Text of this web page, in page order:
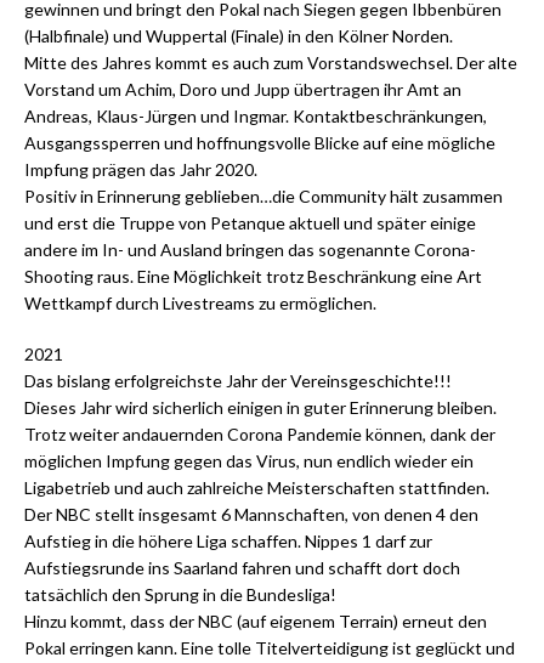
gewinnen und bringt den Pokal nach Siegen gegen Ibbenbüren
(Halbfinale) und Wuppertal (Finale) in den Kölner Norden.
Mitte des Jahres kommt es auch zum Vorstandswechsel. Der alte
Vorstand um Achim, Doro und Jupp übertragen ihr Amt an
Andreas, Klaus-Jürgen und Ingmar. Kontaktbeschränkungen,
Ausgangssperren und hoffnungsvolle Blicke auf eine mögliche
Impfung prägen das Jahr 2020.
Positiv in Erinnerung geblieben…die Community hält zusammen
und erst die Truppe von Petanque aktuell und später einige
andere im In- und Ausland bringen das sogenannte Corona-
Shooting raus. Eine Möglichkeit trotz Beschränkung eine Art
Wettkampf durch Livestreams zu ermöglichen.
2021
Das bislang erfolgreichste Jahr der Vereinsgeschichte!!!
Dieses Jahr wird sicherlich einigen in guter Erinnerung bleiben.
Trotz weiter andauernden Corona Pandemie können, dank der
möglichen Impfung gegen das Virus, nun endlich wieder ein
Ligabetrieb und auch zahlreiche Meisterschaften stattfinden.
Der NBC stellt insgesamt 6 Mannschaften, von denen 4 den
Aufstieg in die höhere Liga schaffen. Nippes 1 darf zur
Aufstiegsrunde ins Saarland fahren und schafft dort doch
tatsächlich den Sprung in die Bundesliga!
Hinzu kommt, dass der NBC (auf eigenem Terrain) erneut den
Pokal erringen kann. Eine tolle Titelverteidigung ist geglückt und